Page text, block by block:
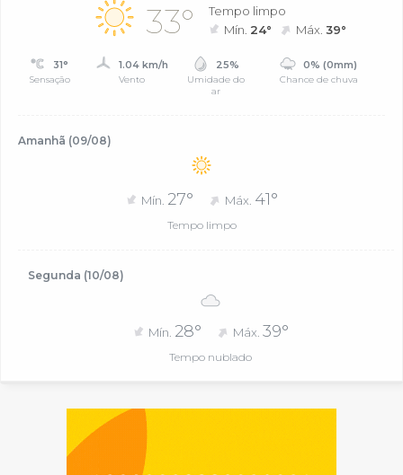
33°
Tempo limpo
Mín. 24° Máx.39°
31°
Sensação
1.04 km/h
Vento
25%
Umidade do
ar
0% (0mm)
Chance de chuva
Amanhã (09/08)
Mín. 27° Máx. 41°
Tempo limpo
Segunda (10/08)
Mín. 28° Máx. 39°
Tempo nublado